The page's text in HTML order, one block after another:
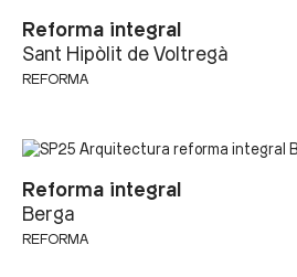
Reforma integral
Sant Hipòlit de Voltregà
REFORMA
Reforma integral
Berga
REFORMA